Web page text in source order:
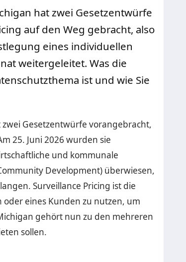
hat zwei Gesetzentwürfe
auf den Weg gebracht, also
eines individuellen
weitergeleitet. Was die
ist und wie Sie
Gesetzentwürfe vorangebracht,
25. Juni 2026 wurden sie
und kommunale
Development) überwiesen,
Surveillance Pricing ist die
eines Kunden zu nutzen, um
gehört nun zu den mehreren
sollen.